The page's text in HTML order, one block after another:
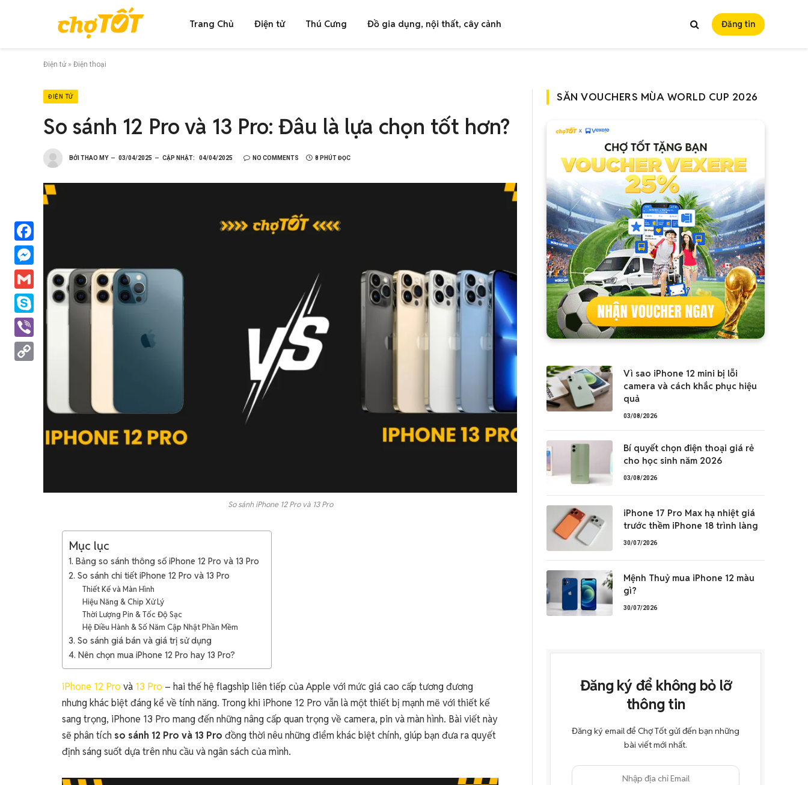
Trang Chủ Điện tử Thú Cưng Đồ gia dụng, nội thất, cây cảnh Đăng tin
Điện tử» Điện thoại
ĐIỆN TỬ
So sánh 12 Pro và 13 Pro: Đâu là lựa chọn tốt hơn?
BỞI THAO MY 03/04/2025 CẬP NHẬT: 04/04/2025 NO COMMENTS 8 PHÚT ĐỌC
So sánh iPhone 12 Pro và 13 Pro
Mục lục
1. Bảng so sánh thông số iPhone 12 Pro và 13 Pro
2. So sánh chi tiết iPhone 12 Pro và 13 Pro
Thiết Kế và Màn Hình
Hiệu Năng & Chip Xử Lý
Thời Lượng Pin & Tốc Độ Sạc
Hệ Điều Hành & Số Năm Cập Nhật Phần Mềm
3. So sánh giá bán và giá trị sử dụng
4. Nên chọn mua iPhone 12 Pro hay 13 Pro?
iPhone 12 Pro và 13 Pro – hai thế hệ flagship liên tiếp của Apple với mức giá cao cấp tương đương
nhưng khác biệt đáng kể về tính năng. Trong khi iPhone 12 Pro vẫn là một thiết bị mạnh mẽ với thiết kế
sang trọng, iPhone 13 Pro mang đến những nâng cấp quan trọng về camera, pin và màn hình. Bài viết này
sẽ phân tích so sánh 12 Pro và 13 Pro đồng thời nêu những điểm khác biệt chính, giúp bạn đưa ra quyết
định sáng suốt dựa trên nhu cầu và ngân sách của mình.
SĂN VOUCHERS MÙA WORLD CUP 2026
Vì sao iPhone 12 mini bị lỗi
camera và cách khắc phục hiệu
quả
03/08/2026
Bí quyết chọn điện thoại giá rẻ
cho học sinh năm 2026
03/08/2026
iPhone 17 Pro Max hạ nhiệt giá
trước thềm iPhone 18 trình làng
30/07/2026
Mệnh Thuỷ mua iPhone 12 màu
gì?
30/07/2026
Đăng ký để không bỏ lỡ
thông tin
Đăng ký email để Chợ Tốt gửi đến bạn những
bài viết mới nhất.
Facebook
Messenger
Gmail
Skype
Viber